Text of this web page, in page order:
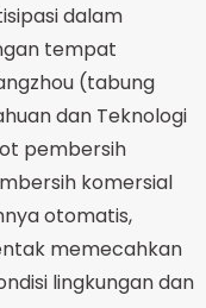
dalam
tempat
(tabung
dan Teknologi
pembersih
komersial
otomatis,
memecahkan
lingkungan dan